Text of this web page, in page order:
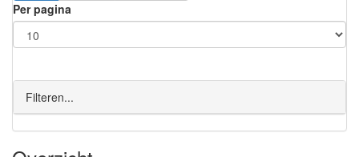
Per pagina
Filteren...